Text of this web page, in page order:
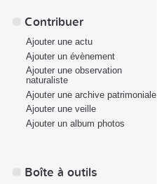
Contribuer
Ajouter une actu
Ajouter un évènement
Ajouter une observation
naturaliste
Ajouter une archive patrimoniale
Ajouter une veille
Ajouter un album photos
Boîte à outils